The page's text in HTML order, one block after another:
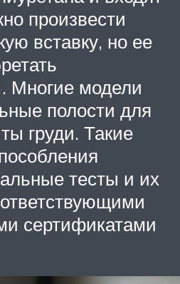
произвести
вставку, но ее
Многие модели
полости для
груди. Такие
тесты и их
сертификатами